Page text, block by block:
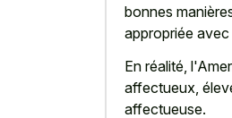
bonnes
appropriée
En réalité,
affectueux,
affectueuse.